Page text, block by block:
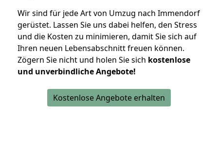
Wir sind für jede Art von Umzug nach Immendorf
gerüstet. Lassen Sie uns dabei helfen, den Stress
und die Kosten zu minimieren, damit Sie sich auf
Ihren neuen Lebensabschnitt freuen können.
Zögern Sie nicht und holen Sie sich kostenlose
und unverbindliche Angebote!
Kostenlose Angebote erhalten